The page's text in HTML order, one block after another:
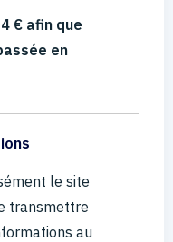
€ afin que
en
le site
transmettre
au